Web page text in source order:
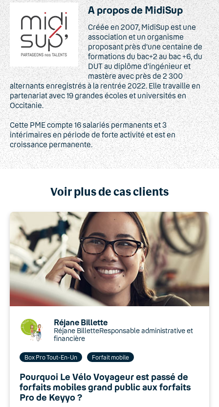
A propos de MidiSup
Créée en 2007, MidiSup est une
association et un organisme
proposant près d’une centaine de
formations du bac+2 au bac +6, du
DUT au diplôme d'ingénieur et
mastère avec près de 2 300
alternants enregistrés à la rentrée 2022. Elle travaille en
partenariat avec 19 grandes écoles et universités en
Occitanie.
Cette PME compte 16 salariés permanents et 3
intérimaires en période de forte activité et est en
croissance permanente.
Voir plus de cas clients
Réjane Billette
Réjane BilletteResponsable administrative et
financière
Box Pro Tout-En-Un Forfait mobile
Pourquoi Le Vélo Voyageur est passé de
forfaits mobiles grand public aux forfaits
Pro de Keyyo ?